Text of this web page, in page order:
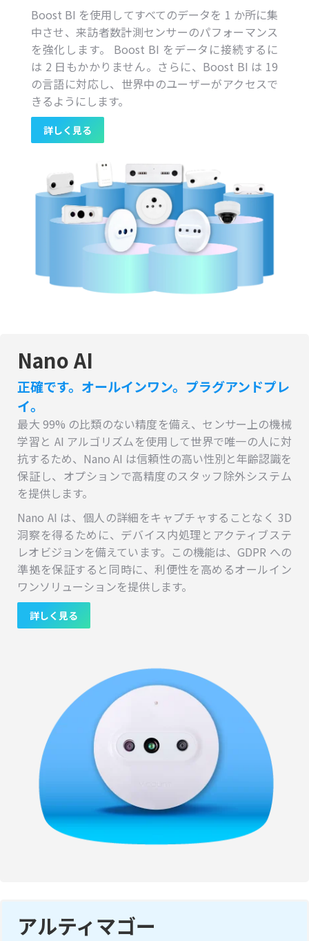
Boost BI を使用してすべてのデータを 1 か所に集
中させ、来訪者数計測センサーのパフォーマンス
を強化します。 Boost BI をデータに接続するに
は 2 日もかかりません。さらに、Boost BI は 19
の言語に対応し、世界中のユーザーがアクセスで
きるようにします。
詳しく見る
Nano AI
正確です。オールインワン。プラグアンドプレ
イ。
最大 99% の比類のない精度を備え、センサー上の機械
学習と AI アルゴリズムを使用して世界で唯一の人に対
抗するため、Nano AI は信頼性の高い性別と年齢認識を
保証し、オプションで高精度のスタッフ除外システム
を提供します。
Nano AI は、個人の詳細をキャプチャすることなく 3D
洞察を得るために、デバイス内処理とアクティブステ
レオビジョンを備えています。この機能は、GDPR への
準拠を保証すると同時に、利便性を高めるオールイン
ワンソリューションを提供します。
詳しく見る
アルティマゴー